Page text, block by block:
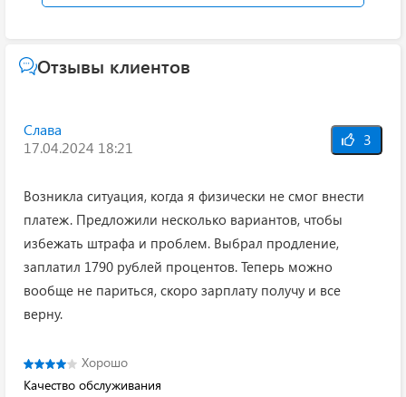
Отзывы клиентов
Слава
17.04.2024 18:21
3
Возникла ситуация, когда я физически не смог внести
платеж. Предложили несколько вариантов, чтобы
избежать штрафа и проблем. Выбрал продление,
заплатил 1790 рублей процентов. Теперь можно
вообще не париться, скоро зарплату получу и все
верну.
Хорошо
Качество обслуживания